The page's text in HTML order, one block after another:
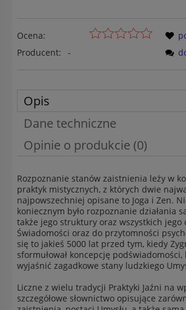
Ocena:
Producent:
-
Opis
Dane techniczne
Opinie o produkcie (0)
Rozpoznanie stanów zaistnienia leży w
praktyk mistycznych, z których dwie
najpowszechniej opisane to Joga i Zen.
koniecznym było rozpoznanie działania
także jego struktury oraz wszystkich jego
Świadomości oraz do przytomności
się to jakieś 5000 lat przed tym, kiedy
sformułował koncepcję podświadomości,
wyjaśnić zagadkowe stany ludzkiego
Liczne z wielu tradycji Praktyki Jaźni na
szczegółowe słownictwo opisujące